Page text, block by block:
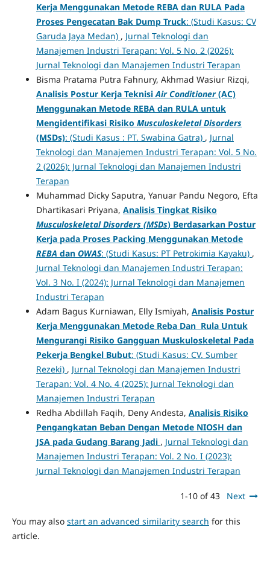
Kerja Menggunakan Metode REBA dan RULA Pada
Proses Pengecatan Bak Dump Truck: (Studi Kasus: CV
Garuda Jaya Medan) , Jurnal Teknologi dan
Manajemen Industri Terapan: Vol. 5 No. 2 (2026):
Jurnal Teknologi dan Manajemen Industri Terapan
Bisma Pratama Putra Fahnury, Akhmad Wasiur Rizqi,
Analisis Postur Kerja TeknisiAir Conditioner(AC)
Menggunakan Metode REBA dan RULA untuk
Mengidentifikasi Risiko Musculoskeletal Disorders
(MSDs): (Studi Kasus : PT. Swabina Gatra) , Jurnal
Teknologi dan Manajemen Industri Terapan: Vol. 5 No.
2 (2026): Jurnal Teknologi dan Manajemen Industri
Terapan
Muhammad Dicky Saputra, Yanuar Pandu Negoro, Efta
Dhartikasari Priyana, Analisis Tingkat Risiko
Musculoskeletal Disorders (MSDs) Berdasarkan Postur
Kerja pada Proses Packing Menggunakan Metode
REBA dan OWAS: (Studi Kasus: PT Petrokimia Kayaku) ,
Jurnal Teknologi dan Manajemen Industri Terapan:
Vol. 3 No. I (2024): Jurnal Teknologi dan Manajemen
Industri Terapan
Adam Bagus Kurniawan, Elly Ismiyah, Analisis Postur
Kerja Menggunakan Metode Reba Dan Rula Untuk
Mengurangi Risiko Gangguan Muskuloskeletal Pada
Pekerja Bengkel Bubut: (Studi Kasus: CV. Sumber
Rezeki) , Jurnal Teknologi dan Manajemen Industri
Terapan: Vol. 4 No. 4 (2025): Jurnal Teknologi dan
Manajemen Industri Terapan
Redha Abdillah Faqih, Deny Andesta, Analisis Risiko
Pengangkatan Beban Dengan Metode NIOSH dan
JSA pada Gudang Barang Jadi , Jurnal Teknologi dan
Manajemen Industri Terapan: Vol. 2 No. I (2023):
Jurnal Teknologi dan Manajemen Industri Terapan
1-10 of 43 Next
You may also start an advanced similarity search for this
article.